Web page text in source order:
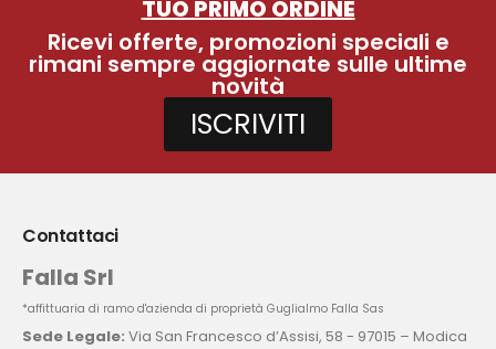
TUO PRIMO ORDINE
Ricevi offerte, promozioni speciali e
rimani sempre aggiornate sulle ultime
novità
ISCRIVITI
Contattaci
Falla Srl
*affittuaria di ramo d'azienda di proprietà Guglialmo Falla Sas
Sede Legale: Via San Francesco d’Assisi, 58 - 97015 – Modica